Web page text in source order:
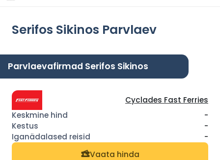
Serifos Sikinos Parvlaev
Parvlaevafirmad Serifos Sikinos
Cyclades Fast Ferries
-
-
-
Vaata hinda